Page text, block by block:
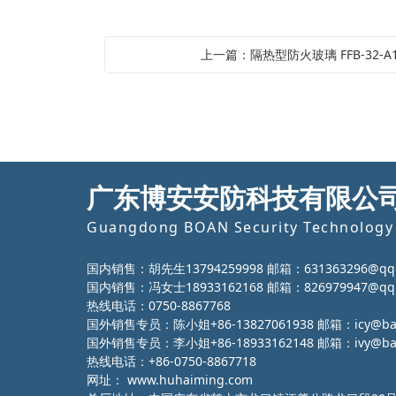
上一篇：隔热型防火玻璃 FFB-32-
广东博安安防科技有限公
Guangdong BOAN Security
国内销售：胡先生13794259998 邮箱：
国内销售：冯女士18933162168 邮箱：
热线电话：0750-8867768
国外销售专员：陈小姐+86-13827061938 邮箱：
国外销售专员：李小姐+86-18933162148 邮箱：
热线电话：+86-0750-8867718
网址： www.huhaiming.com